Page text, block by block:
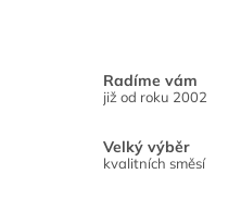
Radíme vám
již od roku 2002
Velký výběr
kvalitních směsí